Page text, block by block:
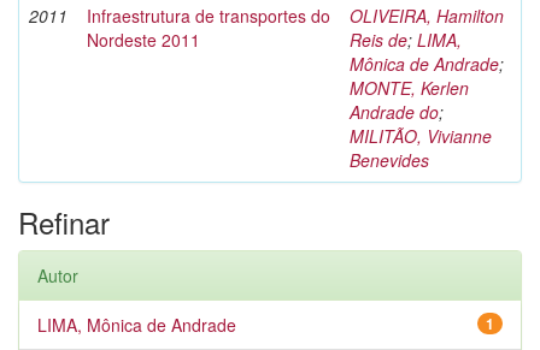
2011
Infraestrutura de transportes do
Nordeste 2011
OLIVEIRA, Hamilton
Reis de; LIMA,
Mônica de Andrade;
MONTE, Kerlen
Andrade do;
MILITÃO, Vivianne
Benevides
Refinar
Autor
1
LIMA, Mônica de Andrade